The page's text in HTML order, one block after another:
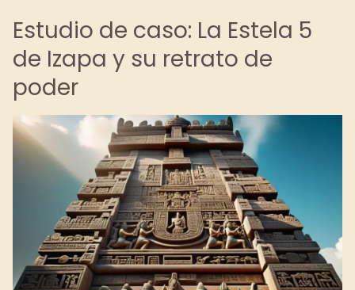
Estudio de caso: La Estela 5
de Izapa y su retrato de
poder